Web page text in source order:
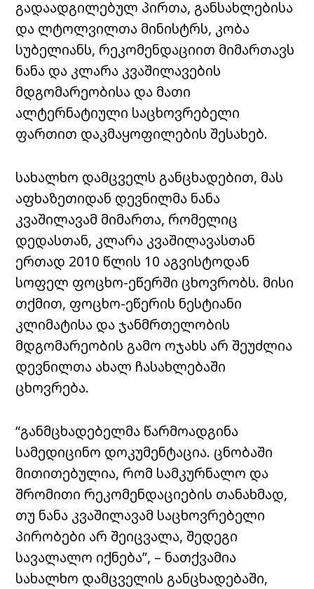
გადაადგილებულ პირთა, განსახლებისა
და ლტოლვილთა მინისტრს, კობა
სუბელიანს, რეკომენდაციით მიმართავს
ნანა და კლარა კვაშილავების
მდგომარეობისა და მათი
ალტერნატიული საცხოვრებელი
ფართით დაკმაყოფილების შესახებ.
სახალხო დამცველს განცხადებით, მას
აფხაზეთიდან დევნილმა ნანა
კვაშილავამ მიმართა, რომელიც
დედასთან, კლარა კვაშილავასთან
ერთად 2010 წლის 10 აგვისტოდან
სოფელ ფოცხო-ეწერში ცხოვრობს. მისი
თქმით, ფოცხო-ეწერის ნესტიანი
კლიმატისა და ჯანმრთელობის
მდგომარეობის გამო ოჯახს არ შეუძლია
დევნილთა ახალ ჩასახლებაში
ცხოვრება.
“განმცხადებელმა წარმოადგინა
სამედიცინო დოკუმენტაცია. ცნობაში
მითითებულია, რომ სამკურნალო და
შრომითი რეკომენდაციების თანახმად,
თუ ნანა კვაშილავამ საცხოვრებელი
პირობები არ შეიცვალა, შედეგი
სავალალო იქნება”, – ნათქვამია
სახალხო დამცველის განცხადებაში,